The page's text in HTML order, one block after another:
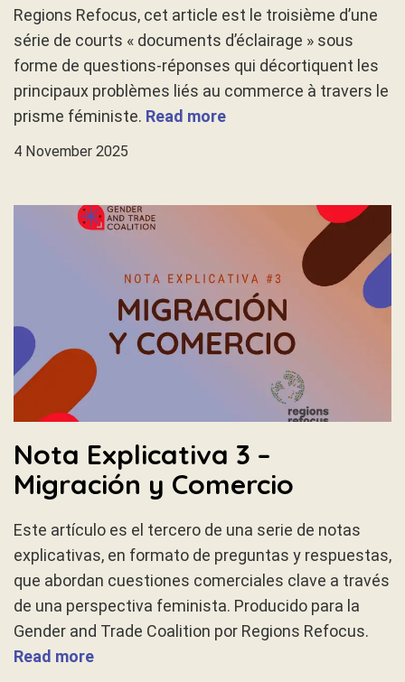
Regions Refocus, cet article est le troisième d’une
série de courts « documents d’éclairage » sous
forme de questions-réponses qui décortiquent les
principaux problèmes liés au commerce à travers le
prisme féministe. Read more
4 November 2025
Nota Explicativa 3 –
Migración y Comercio
Este artículo es el tercero de una serie de notas
explicativas, en formato de preguntas y respuestas,
que abordan cuestiones comerciales clave a través
de una perspectiva feminista. Producido para la
Gender and Trade Coalition por Regions Refocus.
Read more